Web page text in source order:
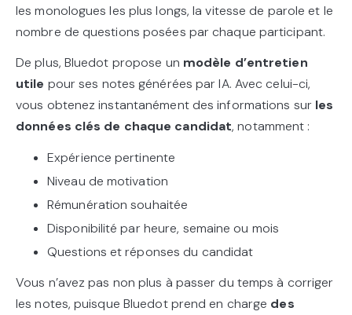
les monologues les plus longs, la vitesse de parole et le
nombre de questions posées par chaque participant.
De plus, Bluedot propose un modèle d’entretien
utile pour ses notes générées par IA. Avec celui-ci,
vous obtenez instantanément des informations sur les
données clés de chaque candidat, notamment :
Expérience pertinente
Niveau de motivation
Rémunération souhaitée
Disponibilité par heure, semaine ou mois
Questions et réponses du candidat
Vous n’avez pas non plus à passer du temps à corriger
les notes, puisque Bluedot prend en charge des